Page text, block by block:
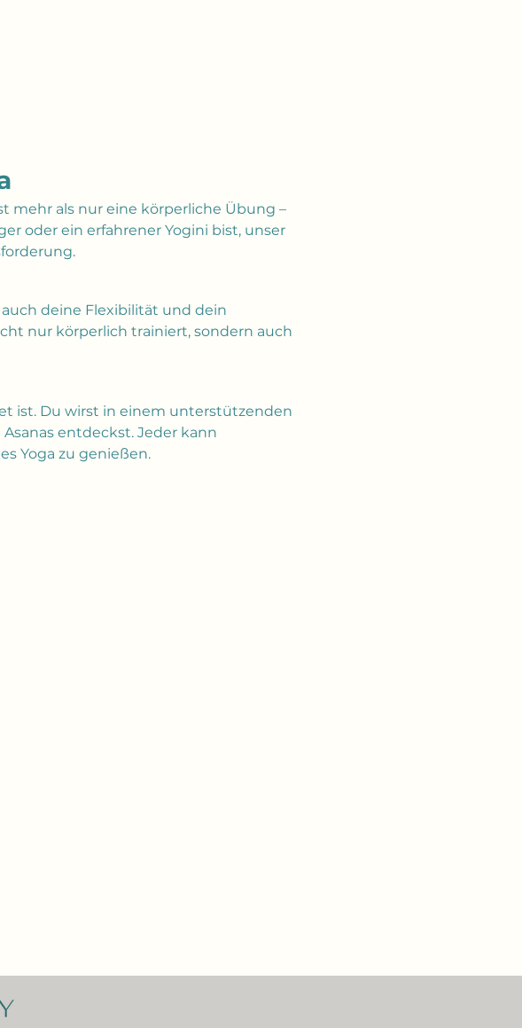
mehr als nur eine körperliche Übung –
oder ein erfahrener Yogini bist, unser
deine Flexibilität und dein
nur körperlich trainiert, sondern auch
ist. Du wirst in einem unterstützenden
entdeckst. Jeder kann
Yoga zu genießen.